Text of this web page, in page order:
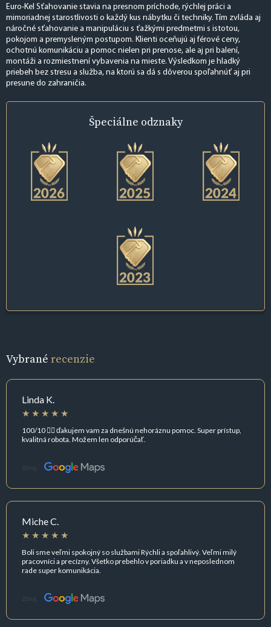
Euro-Kel Sťahovanie stavia na presnom príchode, rýchlej práci a
mimoriadnej starostlivosti o každý kus nábytku či techniky. Tím zvláda aj
náročné sťahovanie a manipuláciu s ťažkými predmetmi s istotou,
pokojom a premysleným postupom. Klienti oceňujú aj férové ceny,
ochotnú komunikáciu a pomoc nielen pri prenose, ale aj pri balení,
montáži a rozmiestnení vybavenia na mieste. Výsledkom je hladký
priebeh bez stresu a služba, na ktorú sa dá s dôverou spoľahnúť aj pri
presune do zahraničia.
Špeciálne odznaky
Vybrané recenzie
Linda K.
100/10 👌🏻 ďakujem vam za dnešnú nehoráznu pomoc. Super prístup,
kvalitná robota. Možem len odporúčať.
Zdroj:
Miche C.
Boli sme veľmi spokojný so službami Rýchli a spoľahlivý. Veľmi milý
pracovníci a precízny. Všetko prebehlo v poriadku a v neposlednom
rade super komunikácia.
Zdroj: